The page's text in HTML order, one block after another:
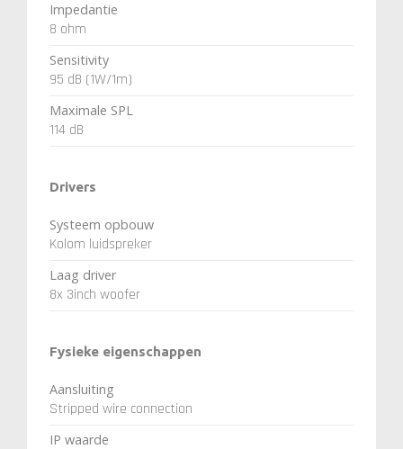
Impedantie
8 ohm
Sensitivity
95 dB (1W/1m)
Maximale SPL
114 dB
Drivers
Systeem opbouw
Kolom luidspreker
Laag driver
8x 3inch woofer
Fysieke eigenschappen
Aansluiting
Stripped wire connection
IP waarde